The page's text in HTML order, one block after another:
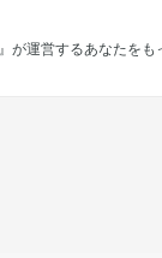
』が運営するあなたを